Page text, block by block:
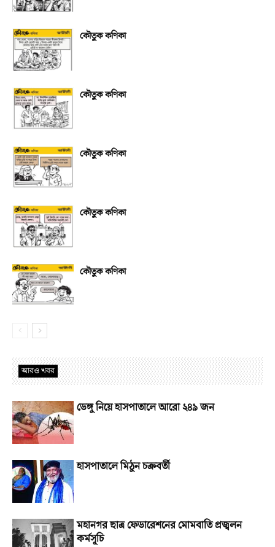
কৌতুক কণিকা
কৌতুক কণিকা
কৌতুক কণিকা
কৌতুক কণিকা
কৌতুক কণিকা
আরও খবর
ডেঙ্গু নিয়ে হাসপাতালে আরো ২৪৯ জন
হাসপাতালে মিঠুন চক্রবর্তী
মহানগর ছাত্র ফেডারেশনের মোমবাতি প্রজ্বলন
কর্মসূচি